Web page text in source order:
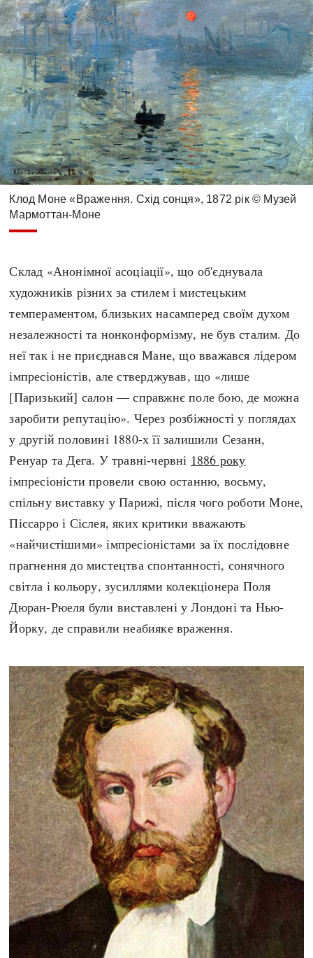
Клод Моне «Враження. Схід сонця», 1872 рік © Музей
Мармоттан-Моне
Склад «Анонімної асоціації», що об'єднувала
художників різних за стилем і мистецьким
темпераментом, близьких насамперед своїм духом
незалежності та нонконформізму, не був сталим. До
неї так і не приєднався Мане, що вважався лідером
імпресіоністів, але стверджував, що «лише
[Паризький] салон — справжнє поле бою, де можна
заробити репутацію». Через розбіжності у поглядах
у другій половині 1880-х її залишили Сезанн,
Ренуар та Дега. У травні-червні 1886 року
імпресіоністи провели свою останню, восьму,
спільну виставку у Парижі, після чого роботи Моне,
Піссарро і Сіслея, яких критики вважають
«найчистішими» імпресіоністами за їх послідовне
прагнення до мистецтва спонтанності, сонячного
світла і кольору, зусиллями колекціонера Поля
Дюран-Рюеля були виставлені у Лондоні та Нью-
Йорку, де справили неабияке враження.